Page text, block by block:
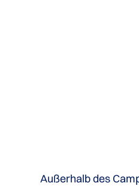
Außerhalb des